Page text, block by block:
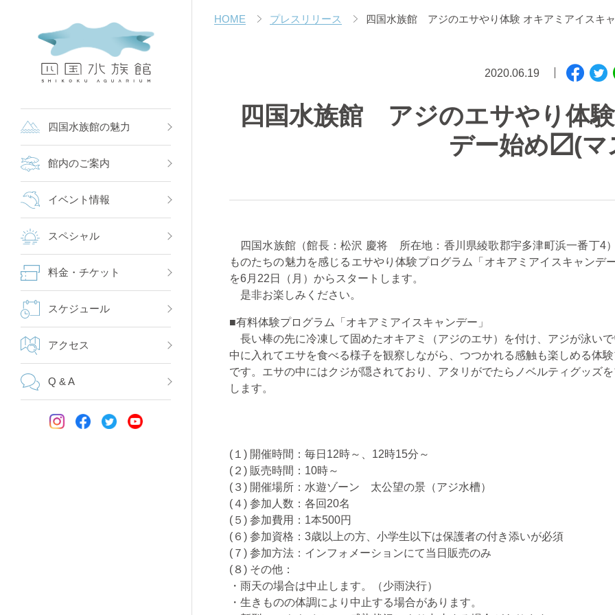
四国水族館の魅力
館内のご案内
イベント情報
スペシャル
料金・チケット
スケジュール
アクセス
Q & A
HOME プレスリリース 四国水族館 アジのエサやり体験 オキアミアイスキ
2020.06.19
四国水族館 アジのエサやり体
デー始め〼(マ
四国水族館（館長：松沢 慶将 所在地：香川県綾歌郡宇多津町浜一番丁4
ものたちの魅力を感じるエサやり体験プログラム「オキアミアイスキャンデ
を6月22日（月）からスタートします。
是非お楽しみください。
■有料体験プログラム「オキアミアイスキャンデー」
長い棒の先に冷凍して固めたオキアミ（アジのエサ）を付け、アジが泳い
中に入れてエサを食べる様子を観察しながら、つつかれる感触も楽しめる体
です。エサの中にはクジが隠されており、アタリがでたらノベルティグッズ
します。
(１) 開催時間：毎日12時～、12時15分～
(２) 販売時間：10時～
(３) 開催場所：水遊ゾーン 太公望の景（アジ水槽）
(４) 参加人数：各回20名
(５) 参加費用：1本500円
(６) 参加資格：3歳以上の方、小学生以下は保護者の付き添いが必須
(７) 参加方法：インフォメーションにて当日販売のみ
(８) その他：
・雨天の場合は中止します。（少雨決行）
・生きものの体調により中止する場合があります。